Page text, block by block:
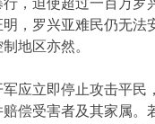
，迫使超过一百万罗
，罗兴亚难民仍无法
地区亦然。
应立即停止攻击平民
偿受害者及其家属。